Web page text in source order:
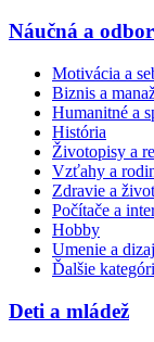
Náučná a
Motivácia a
Biznis a
Humanitné a
História
Životopisy a
Vzťahy a
Zdravie a
Počítače a
Hobby
Umenie a
Ďalšie
Deti a mládež